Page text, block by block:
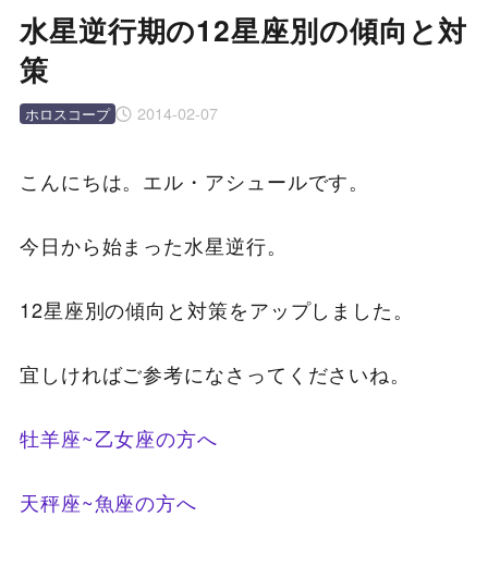
水星逆行期の12星座別の傾向と対
策
2014-02-07
ホロスコープ
こんにちは。エル・アシュールです。
今日から始まった水星逆行。
12星座別の傾向と対策をアップしました。
宜しければご参考になさってくださいね。
牡羊座~乙女座の方へ
天秤座~魚座の方へ